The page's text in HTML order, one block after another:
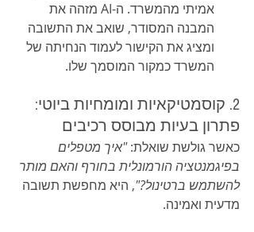
אמיתי מהמשרד. ה-AI מזהה את
המבנה המסודר, שואב את התשובה
ומציג את הקישור לעמוד הנחיתה של
המשרד כמקור המוסמך שלו.
2. קוסמטיקאיות ומומחיות ביוטי:
פתרון בעיות מבוסס רכיבים
כאשר גולשת שואלת: "איך מטפלים
בפיגמנטציה הורמונלית בחורף והאם מותר
להשתמש ברטינול?", היא מחפשת תשובה
מדעית ואמינה.